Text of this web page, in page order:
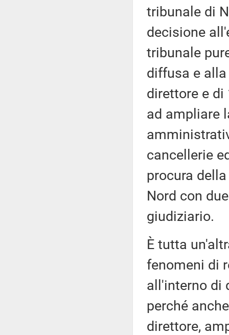
tribunale di
decisione
tribunale
diffusa e
direttore e
ad ampliare
cancellerie
procura
Nord con
giudiziario.
È tutta
fenomeni di
all'interno di
perché
direttore,